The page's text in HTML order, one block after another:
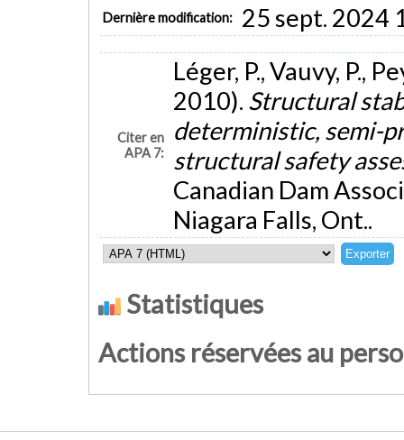
Dernière modification: 25 sept. 2024
Citer en
APA 7:
Léger, P., Vauvy, P.,
2010). Structural
deterministic, semi-
structural safety
Canadian Dam
Niagara Falls, Ont..
Statistiques
Actions réservées au